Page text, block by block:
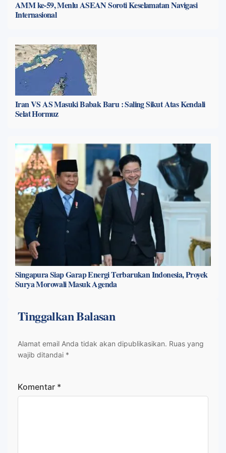
AMM ke-59, Menlu ASEAN Soroti Keselamatan Navigasi
Internasional
Iran VS AS Masuki Babak Baru : Saling Sikut Atas Kendali
Selat Hormuz
Singapura Siap Garap Energi Terbarukan Indonesia, Proyek
Surya Morowali Masuk Agenda
Tinggalkan Balasan
Alamat email Anda tidak akan dipublikasikan. Ruas yang
wajib ditandai *
Komentar *